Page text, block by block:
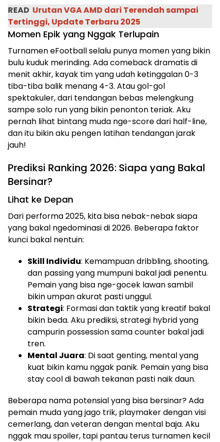
READ Urutan VGA AMD dari Terendah sampai
Tertinggi, Update Terbaru 2025
Momen Epik yang Nggak Terlupain
Turnamen eFootball selalu punya momen yang bikin
bulu kuduk merinding. Ada comeback dramatis di
menit akhir, kayak tim yang udah ketinggalan 0-3
tiba-tiba balik menang 4-3. Atau gol-gol
spektakuler, dari tendangan bebas melengkung
sampe solo run yang bikin penonton teriak. Aku
pernah lihat bintang muda nge-score dari half-line,
dan itu bikin aku pengen latihan tendangan jarak
jauh!
Prediksi Ranking 2026: Siapa yang Bakal
Bersinar?
Lihat ke Depan
Dari performa 2025, kita bisa nebak-nebak siapa
yang bakal ngedominasi di 2026. Beberapa faktor
kunci bakal nentuin:
Skill Individu: Kemampuan dribbling, shooting,
dan passing yang mumpuni bakal jadi penentu.
Pemain yang bisa nge-gocek lawan sambil
bikin umpan akurat pasti unggul.
Strategi: Formasi dan taktik yang kreatif bakal
bikin beda. Aku prediksi, strategi hybrid yang
campurin possession sama counter bakal jadi
tren.
Mental Juara: Di saat genting, mental yang
kuat bikin kamu nggak panik. Pemain yang bisa
stay cool di bawah tekanan pasti naik daun.
Beberapa nama potensial yang bisa bersinar? Ada
pemain muda yang jago trik, playmaker dengan visi
cemerlang, dan veteran dengan mental baja. Aku
nggak mau spoiler, tapi pantau terus turnamen kecil